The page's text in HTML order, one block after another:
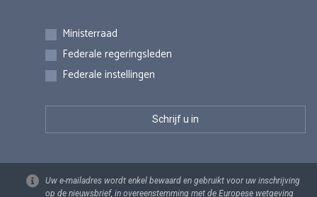
Inschrijvingen
Ministerraad
Federale regeringsleden
Federale instellingen
Uw e-mailadres wordt enkel bewaard en gebruikt voor uw inschrijving
op de nieuwsbrief, in overeenstemming met de Europese wetgeving